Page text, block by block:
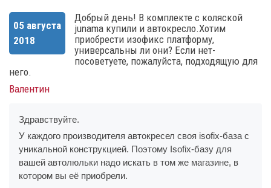
05 августа
2018
Добрый день! В комплекте с коляской
junama купили и автокресло.Хотим
приобрести изофикс платформу,
универсальны ли они? Если нет-
посоветуете, пожалуйста, подходящую для
него.
Валентин
Здравствуйте.
У каждого производителя автокресел своя isofix-база с
уникальной конструкцией. Поэтому Isofix-базу для
вашей автолюльки надо искать в том же магазине, в
котором вы её приобрели.